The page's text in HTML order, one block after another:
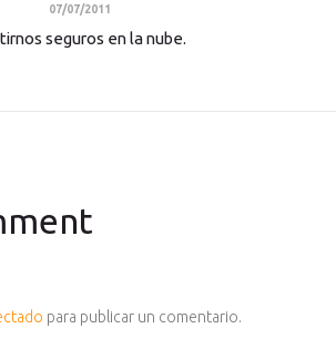
07/07/2011
seguros en la nube.
para publicar un comentario.